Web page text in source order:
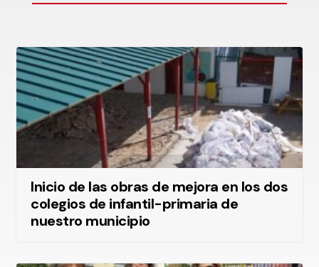
Inicio de las obras de mejora en los dos
colegios de infantil-primaria de
nuestro municipio